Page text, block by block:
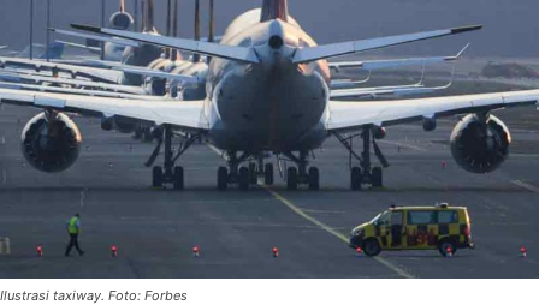
Ilustrasi taxiway. Foto: Forbes